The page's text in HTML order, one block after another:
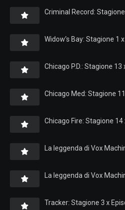
Criminal Record:
Widow’s Bay: Stagione 1
Chicago P.D.: Stagione 13
Chicago Med: Stagione
Chicago Fire: Stagione 14
La leggenda di Vox
La leggenda di Vox
Tracker: Stagione 3 x